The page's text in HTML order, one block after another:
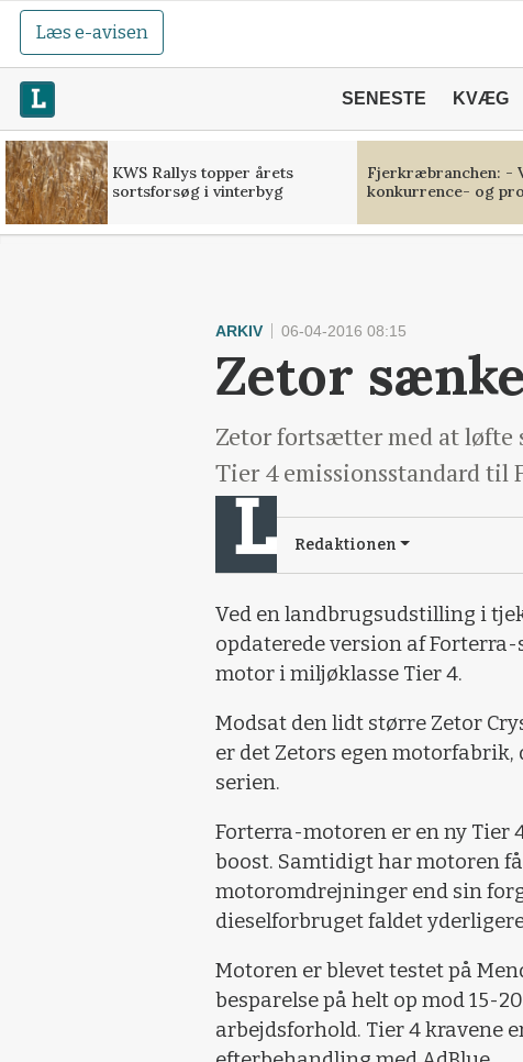
Læs e-avisen
SENESTE KVÆG
KWS Rallys topper årets
sortsforsøg i vinterbyg
Fjerkræbranchen: -
konkurrence- og
ARKIV 06-04-2016 08:15
Zetor
Zetor fortsætter med at løfte
Tier 4 emissionsstandard til
Redaktionen
Ved en landbrugsudstilling i
opdaterede version af
motor i miljøklasse Tier 4.
Modsat den lidt større Zetor
er det Zetors egen
serien.
Forterra-motoren er en ny Tier
boost. Samtidigt har motoren
motoromdrejninger end sin
dieselforbruget faldet
Motoren er blevet testet på
besparelse på helt op mod 15-
arbejdsforhold. Tier 4 kravene